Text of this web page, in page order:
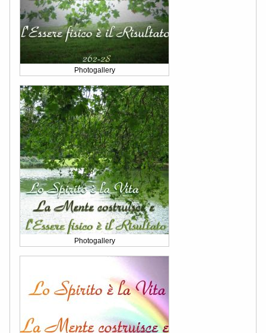
Photogallery
Photogallery